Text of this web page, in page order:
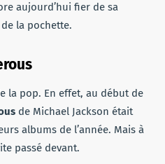
aujourd’hui fier de sa
la pochette.
la pop. En effet, au début de
de Michael Jackson était
albums de l’année. Mais à
passé devant.